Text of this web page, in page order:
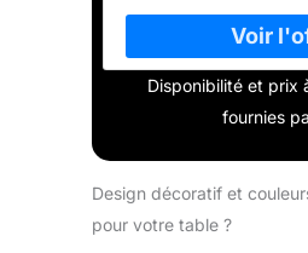
Disponibilité et prix
fournies
Design décoratif et
pour votre table ?